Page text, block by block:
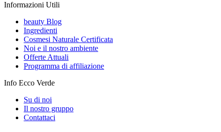
Informazioni Utili
beauty Blog
Ingredienti
Cosmesi Naturale Certificata
Noi e il nostro ambiente
Offerte Attuali
Programma di affiliazione
Info Ecco Verde
Su di noi
Il nostro gruppo
Contattaci